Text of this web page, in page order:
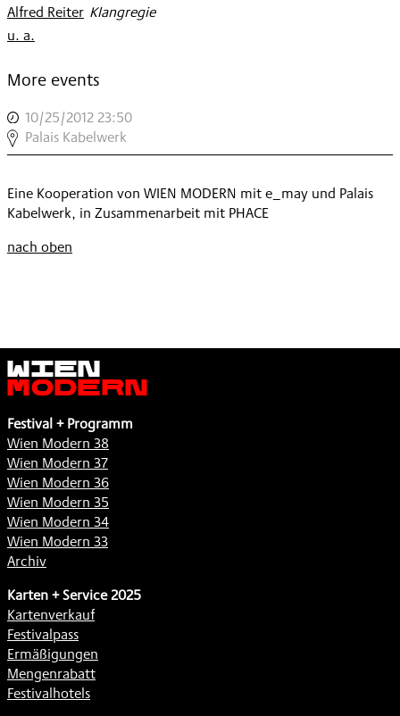
Alfred Reiter
: Klangregie
u. a.:
More events
10/25/2012 23:50
WIE
WIR
–
ALL
LONG:
Palais Kabelwerk
Eine Kooperation von WIEN MODERN mit e_may und Palais
Kabelwerk, in Zusammenarbeit mit PHACE
nach oben
Wien
Modern
Festival + Programm
Wien Modern 38
Wien Modern 37
Wien Modern 36
Wien Modern 35
Wien Modern 34
Wien Modern 33
Archiv
Karten + Service 2025
Kartenverkauf
Festivalpass
Ermäßigungen
Mengenrabatt
Festivalhotels